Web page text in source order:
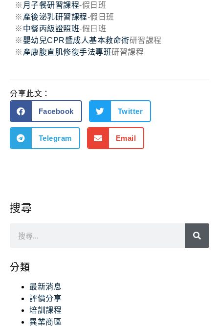
※ 月子餐研習課程-假日班
※ 產後泌乳研習課程-假日班
※ 中餐丙級證照班-假日班
※ 嬰幼兒CPR暨成人基本救命術研習課程
※ 產康腹直肌修復手法專班研習課程
分享此文：
Facebook Twitter
Telegram Email
搜尋
分類
最新消息
評價分享
培訓課程
異業商區